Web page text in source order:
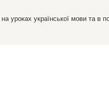
уроках української мови та в